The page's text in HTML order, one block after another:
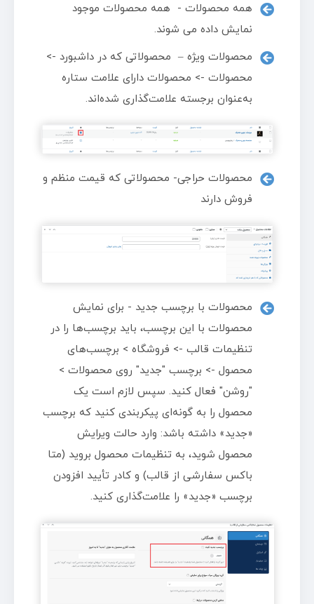
همه محصولات - همه محصولات موجود
نمایش داده می شوند.
محصولات ویژه – محصولاتی که در داشبورد ->
محصولات -> محصولات دارای علامت ستاره
به‌عنوان برجسته علامت‌گذاری شده‌اند.
محصولات حراجی- محصولاتی که قیمت منظم و
فروش دارند
محصولات با برچسب جدید - برای نمایش
محصولات با این برچسب، باید برچسب‌ها را در
تنظیمات قالب -> فروشگاه > برچسب‌های
محصول -> برچسب "جدید" روی محصولات >
"روشن" فعال کنید. سپس لازم است یک
محصول را به گونه‌ای پیکربندی کنید که برچسب
«جدید» داشته باشد: وارد حالت ویرایش
محصول شوید، به تنظیمات محصول بروید (متا
باکس سفارشی از قالب) و کادر تأیید افزودن
برچسب «جدید» را علامت‌گذاری کنید.